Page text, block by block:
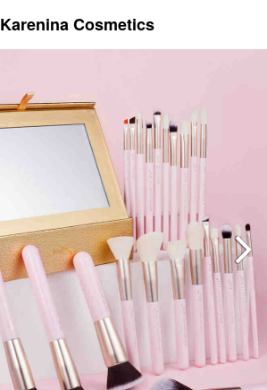
Karenina Cosmetics